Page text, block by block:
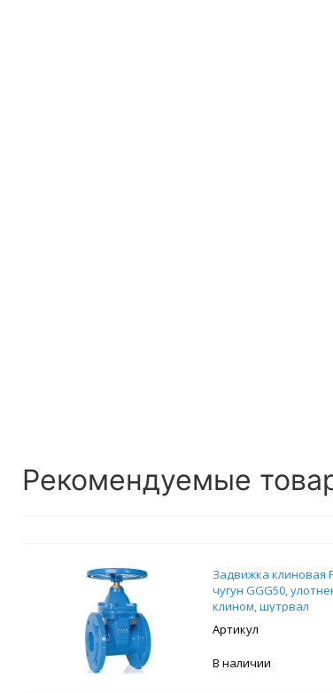
Рекомендуемые
Задвижка клиновая
чугун GGG50,
клином, шутрвал
В наличии